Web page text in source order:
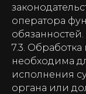
оператора
обязанностей.
7.3.
необходима
исполнения
органа или